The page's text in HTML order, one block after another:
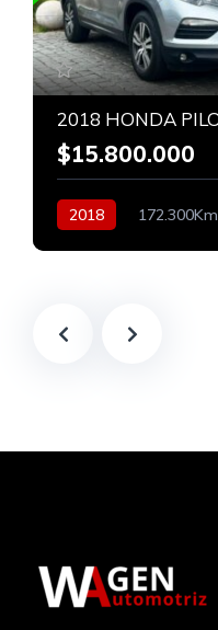
$15.800.000
2018
172.300Km